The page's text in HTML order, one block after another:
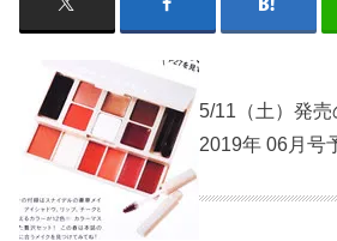
5/11（土）発
2019年 06月号